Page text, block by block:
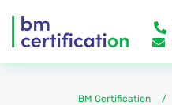
BM Certification